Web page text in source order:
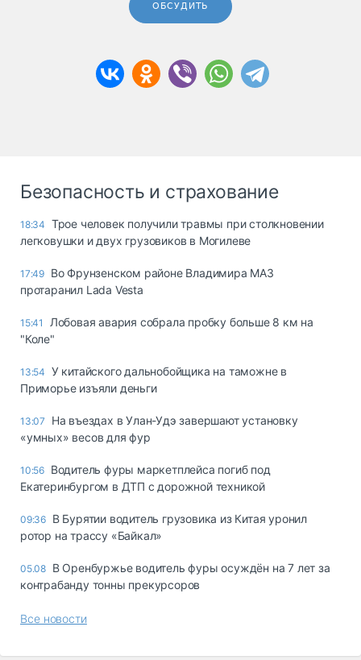
ОБСУДИТЬ
Безопасность и страхование
18:34 Трое человек получили травмы при столкновении
легковушки и двух грузовиков в Могилеве
17:49 Во Фрунзенском районе Владимира МАЗ
протаранил Lada Vesta
15:41
Лобовая авария собрала пробку больше 8 км на
"Коле"
13:54 У китайского дальнобойщика на таможне в
Приморье изъяли деньги
13:07
Ha въeздax в Улaн-Удэ зaвepшaют ycтaнoвкy
«yмныx» вecoв для фyp
10:56 Водитель фуры маркетплейса погиб под
Екатеринбургом в ДТП с дорожной техникой
09:36 В Бурятии водитель грузовика из Китая уронил
ротор на трассу «Байкал»
05.08 В Оренбуржье водитель фуры осуждён на 7 лет за
контрабанду тонны прекурсоров
Все новости